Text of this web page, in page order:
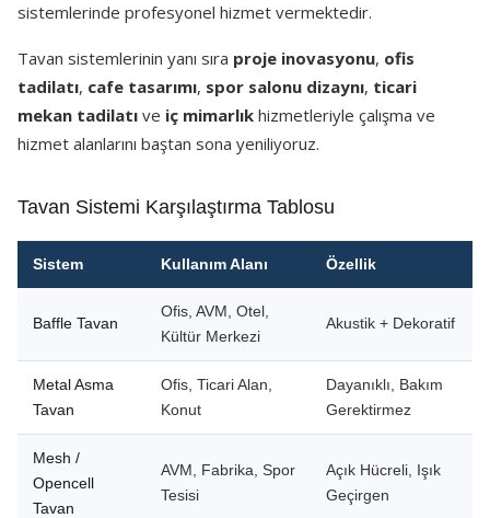
sistemlerinde profesyonel hizmet vermektedir.
Tavan sistemlerinin yanı sıra proje inovasyonu, ofis
tadilatı, cafe tasarımı, spor salonu dizaynı, ticari
mekan tadilatı ve iç mimarlık hizmetleriyle çalışma ve
hizmet alanlarını baştan sona yeniliyoruz.
Tavan Sistemi Karşılaştırma Tablosu
Sistem Kullanım Alanı Özellik
Baffle Tavan
Ofis, AVM, Otel,
Kültür Merkezi
Akustik + Dekoratif
Metal Asma
Tavan
Ofis, Ticari Alan,
Konut
Dayanıklı, Bakım
Gerektirmez
Mesh /
Opencell
Tavan
AVM, Fabrika, Spor
Tesisi
Açık Hücreli, Işık
Geçirgen